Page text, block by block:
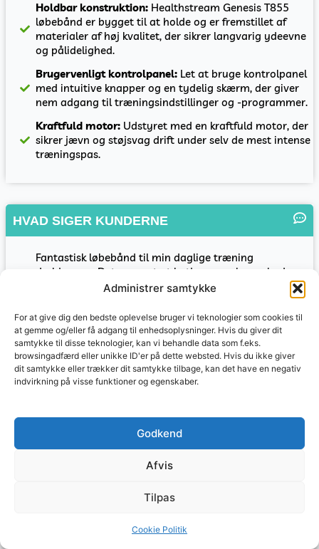
Administrer samtykke
For at give dig den bedste oplevelse bruger vi teknologier som cookies til
at gemme og/eller få adgang til enhedsoplysninger. Hvis du giver dit
samtykke til disse teknologier, kan vi behandle data som f.eks.
browsingadfærd eller unikke ID'er på dette websted. Hvis du ikke giver
dit samtykke eller trækker dit samtykke tilbage, kan det have en negativ
indvirkning på visse funktioner og egenskaber.
Godkend
Afvis
Tilpas
Cookie Politik
Holdbar konstruktion: Healthstream Genesis T855
løbebånd er bygget til at holde og er fremstillet af
materialer af høj kvalitet, der sikrer langvarig ydeevne
og pålidelighed.
Brugervenligt kontrolpanel: Let at bruge kontrolpanel
med intuitive knapper og en tydelig skærm, der giver
nem adgang til træningsindstillinger og -programmer.
Kraftfuld motor: Udstyret med en kraftfuld motor, der
sikrer jævn og støjsvag drift under selv de mest intense
træningspas.
HVAD SIGER KUNDERNE
Fantastisk løbebånd til min daglige træning
derhjemme. Det er nemt at betjene og giver mig den
perfekte træning, selv når vejret ikke tillader udendørs
Jeg har brugt dette løbebånd i et par uger nu og jeg er
virkelig imponeret over kvaliteten. Det er solidt og har
en god stor løbeflade.
Vi købte dette løbebånd sammen som en del af vores
fitnessrejse og det har virkelig været en gamechanger.
derhjemme.
Jeg har brugt dette løbebånd til at komme tilbage i
stor hjælp. Jeg kan styre tempoet og hældningen, så
hverdag. Det er også fantastisk at have derhjemme,